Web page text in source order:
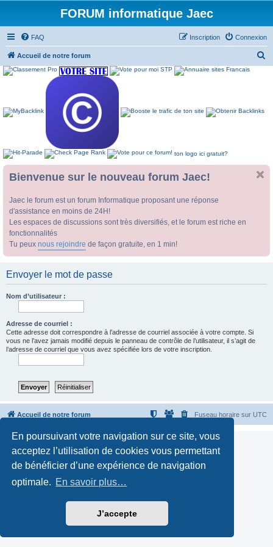
En poursuivant votre navigation sur ce site, vous
acceptez l’utilisation de cookies vous permettant
de bénéficier d’une expérience de navigation
optimale. En savoir plus…
J’accepte
FORUM informatique Jaec
FAQ Connexion
Inscription
Accueil de notre forum
ton logo ici gratuit?
Bienvenue sur le nouveau forum Jaec!
Jaec le forum est un forum Informatique proposant une réponse
d'assistance en moins de 24H!
Les espaces de discussions sont très diversifiés, et le forum est riche en
fonctionnalités
Tu peux nous rejoindre de façon gratuite, en 1 min!
Envoyer le mot de passe
Nom d’utilisateur :
Adresse de courriel :
Cette adresse doit correspondre à l’adresse de courriel associée à votre compte. Si
vous ne l’avez jamais modifié depuis le panneau de contrôle de l’utilisateur, il s’agit de
l’adresse de courriel que vous avez spécifiée lors de votre inscription.
Accueil de notre forum Fuseau horaire sur UTC
Ton IP est
Nos partenaires /Devenir partenaire (echange de liens semi-automatique)